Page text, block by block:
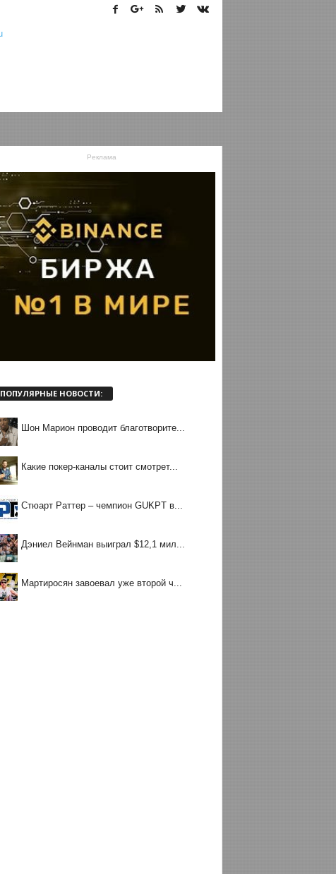
Реклама
ПОПУЛЯРНЫЕ НОВОСТИ:
Шон Марион проводит благотворите...
Какие покер-каналы стоит смотрет...
Стюарт Раттер – чемпион GUKPT в...
Дэниел Вейнман выиграл $12,1 мил...
Мартиросян завоевал уже второй ч...